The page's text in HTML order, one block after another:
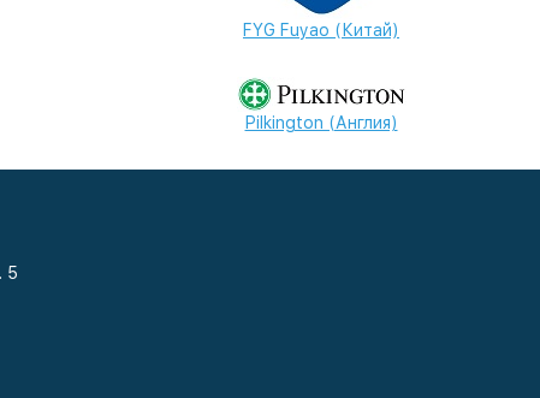
FYG Fuyao (Китай)
Pilkington (Англия)
5